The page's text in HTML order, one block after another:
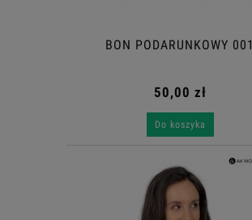
BON PODARUNKOWY 001
50,00 zł
Do koszyka